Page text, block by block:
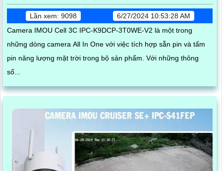
Lần xem: 9098
6/27/2024 10:53:28 AM
Camera IMOU Cell 3C IPC-K9DCP-3T0WE-V2 là một trong
những dòng camera All In One với việc tích hợp sẵn pin và tấm
pin năng lượng mặt trời trong bộ sản phẩm. Với những thông
số...